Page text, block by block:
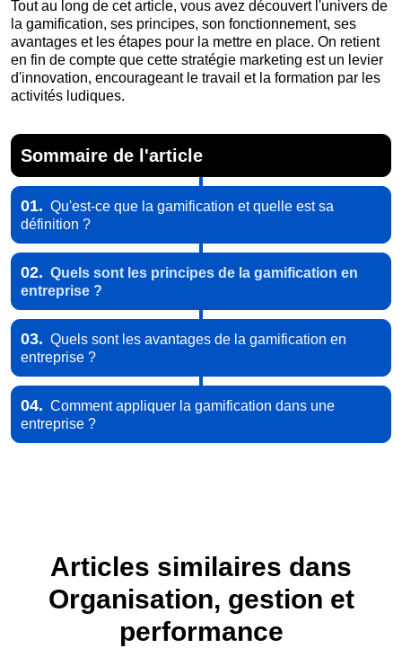
Tout au long de cet article, vous avez découvert l'univers de
la gamification, ses principes, son fonctionnement, ses
avantages et les étapes pour la mettre en place. On retient
en fin de compte que cette stratégie marketing est un levier
d'innovation, encourageant le travail et la formation par les
activités ludiques.
Sommaire de l'article
01. Qu'est-ce que la gamification et quelle est sa
définition ?
02. Quels sont les principes de la gamification en
entreprise ?
03. Quels sont les avantages de la gamification en
entreprise ?
04. Comment appliquer la gamification dans une
entreprise ?
Articles similaires dans
Organisation, gestion et
performance